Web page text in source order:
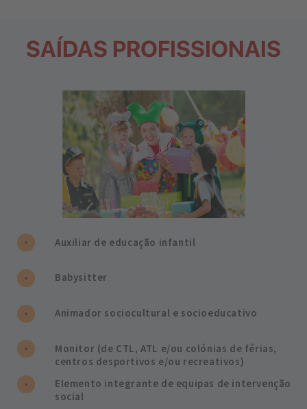
SAÍDAS PROFISSIONAIS
Auxiliar de educação infantil
Babysitter
Animador sociocultural e socioeducativo
Monitor (de CTL, ATL e/ou colónias de férias,
centros desportivos e/ou recreativos)
Elemento integrante de equipas de intervenção
social